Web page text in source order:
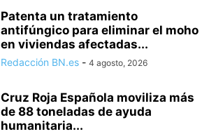
Patenta un tratamiento
antifúngico para eliminar el moho
en viviendas afectadas...
Redacción BN.es - 4 agosto, 2026
Cruz Roja Española moviliza más
de 88 toneladas de ayuda
humanitaria...